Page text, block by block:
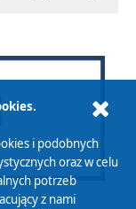
i podobnych
oraz w celu
potrzeb
z nami